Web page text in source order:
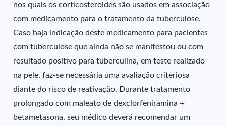
nos quais os corticosteroides são usados em associação
com medicamento para o tratamento da tuberculose.
Caso haja indicação deste medicamento para pacientes
com tuberculose que ainda não se manifestou ou com
resultado positivo para tuberculina, em teste realizado
na pele, faz-se necessária uma avaliação criteriosa
diante do risco de reativação. Durante tratamento
prolongado com maleato de dexclorfeniramina +
betametasona, seu médico deverá recomendar um